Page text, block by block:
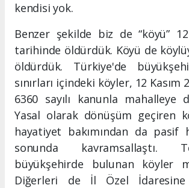
kendisi yok.
Benzer şekilde biz de “köyü”
tarihinde öldürdük. Köyü de
öldürdük. Türkiye'de
sınırları içindeki köyler, 12 Kasım
6360 sayılı kanunla mahalleye
Yasal olarak dönüşüm geçiren
hayatiyet bakımından da pasif
sonunda kavramsallaştı.
büyükşehirde bulunan köyler
Diğerleri de İl Özel